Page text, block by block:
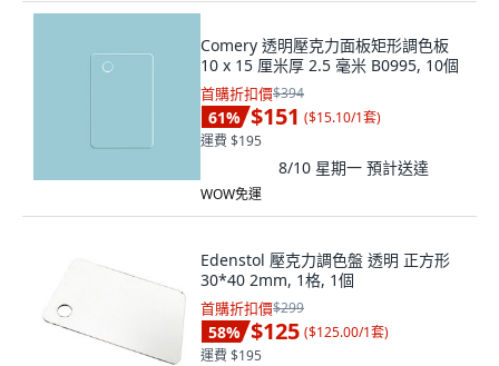
Comery 透明壓克力面板矩形調色板
10 x 15 厘米厚 2.5 毫米 B0995, 10個
首購折扣價$394
61% $151 ($15.10/1套)
運費 $195
8/10 星期一 預計送達
WOW免運
Edenstol 壓克力調色盤 透明 正方形
30*40 2mm, 1格, 1個
首購折扣價$299
58% $125 ($125.00/1套)
運費 $195